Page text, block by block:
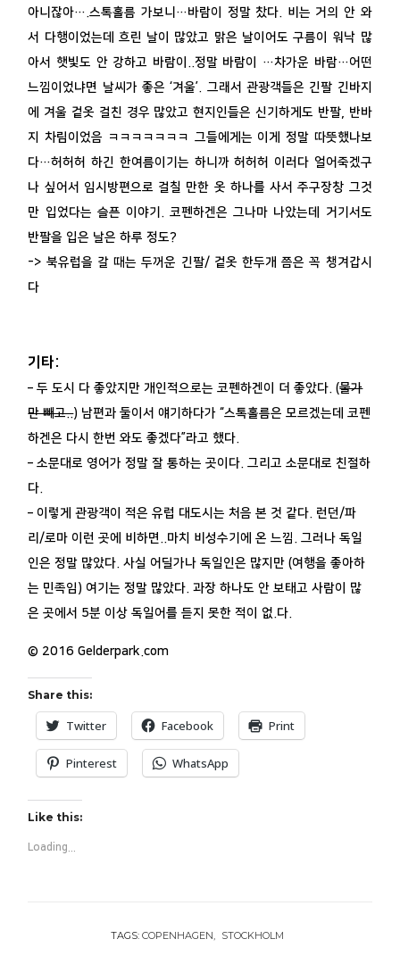
아니잖아….스톡홀름 가보니…바람이 정말 찼다. 비는 거의 안 와
서 다행이었는데 흐린 날이 많았고 맑은 날이어도 구름이 워낙 많
아서 햇빛도 안 강하고 바람이..정말 바람이 …차가운 바람…어떤
느낌이었냐면 날씨가 좋은 ‘겨울’. 그래서 관광객들은 긴팔 긴바지
에 겨울 겉옷 걸친 경우 많았고 현지인들은 신기하게도 반팔, 반바
지 차림이었음 ㅋㅋㅋㅋㅋㅋㅋ 그들에게는 이게 정말 따뜻했나보
다…허허허 하긴 한여름이기는 하니까 허허허 이러다 얼어죽겠구
나 싶어서 임시방편으로 걸칠 만한 옷 하나를 사서 주구장창 그것
만 입었다는 슬픈 이야기. 코펜하겐은 그나마 나았는데 거기서도
반팔을 입은 날은 하루 정도?
-> 북유럽을 갈 때는 두꺼운 긴팔/ 겉옷 한두개 쯤은 꼭 챙겨갑시
다
기타:
– 두 도시 다 좋았지만 개인적으로는 코펜하겐이 더 좋았다. (물가
만 빼고..) 남편과 둘이서 얘기하다가 “스톡홀름은 모르겠는데 코펜
하겐은 다시 한번 와도 좋겠다”라고 했다.
– 소문대로 영어가 정말 잘 통하는 곳이다. 그리고 소문대로 친절하
다.
– 이렇게 관광객이 적은 유럽 대도시는 처음 본 것 같다. 런던/파
리/로마 이런 곳에 비하면..마치 비성수기에 온 느낌. 그러나 독일
인은 정말 많았다. 사실 어딜가나 독일인은 많지만 (여행을 좋아하
는 민족임) 여기는 정말 많았다. 과장 하나도 안 보태고 사람이 많
은 곳에서 5분 이상 독일어를 듣지 못한 적이 없.다.
© 2016 Gelderpark.com
Share this:
Twitter Facebook Print
Pinterest WhatsApp
Like this:
Loading...
TAGS: COPENHAGEN STOCKHOLM